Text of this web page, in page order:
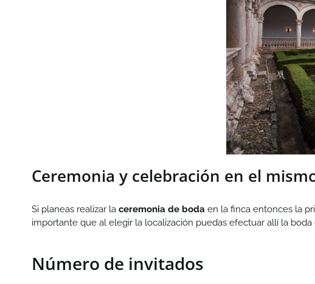
Ceremonia y celebración en el
Si planeas realizar la ceremonia de boda en la finca entonces la
importante que al elegir la localización puedas efectuar allí la
Número de invitados